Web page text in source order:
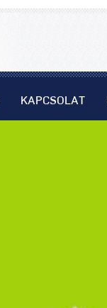
KAPCSOLAT